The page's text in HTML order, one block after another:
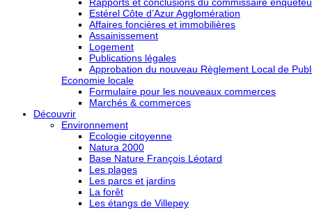
Estérel Côte d’Azur Agglomération
Affaires foncières et immobilières
Assainissement
Logement
Publications légales
Approbation du nouveau Règlement Local de
Economie locale
Formulaire pour les nouveaux commerces
Marchés & commerces
Découvrir
Environnement
Ecologie citoyenne
Natura 2000
Base Nature François Léotard
Les plages
Les parcs et jardins
La forêt
Les étangs de Villepey